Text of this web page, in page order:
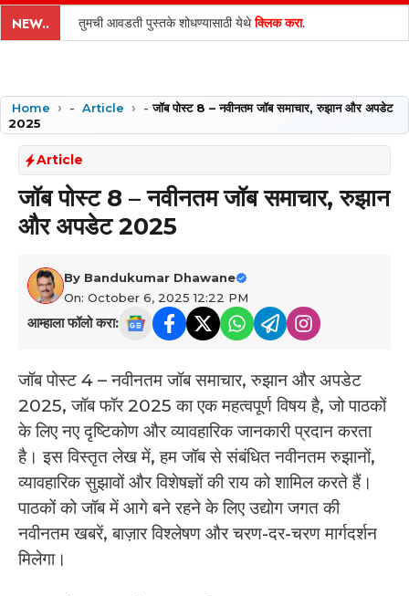
content
NEW.. तुमची आवडती पुस्तके शोधण्यासाठी येथेक्लिक करा.
Home - Article -जॉब पोस्ट 8 – नवीनतम जॉब समाचार, रुझान और अपडेट
2025
Article
जॉब पोस्ट 8 – नवीनतम जॉब समाचार, रुझान
और अपडेट 2025
By Bandukumar Dhawane
On: October 6, 2025 12:22 PM
आम्हाला फॉलो करा:
जॉब पोस्ट 4 – नवीनतम जॉब समाचार, रुझान और अपडेट
2025, जॉब फॉर 2025 का एक महत्वपूर्ण विषय है, जो पाठकों
के लिए नए दृष्टिकोण और व्यावहारिक जानकारी प्रदान करता
है। इस विस्तृत लेख में, हम जॉब से संबंधित नवीनतम रुझानों,
व्यावहारिक सुझावों और विशेषज्ञों की राय को शामिल करते हैं।
पाठकों को जॉब में आगे बने रहने के लिए उद्योग जगत की
नवीनतम खबरें, बाज़ार विश्लेषण और चरण-दर-चरण मार्गदर्शन
मिलेगा।